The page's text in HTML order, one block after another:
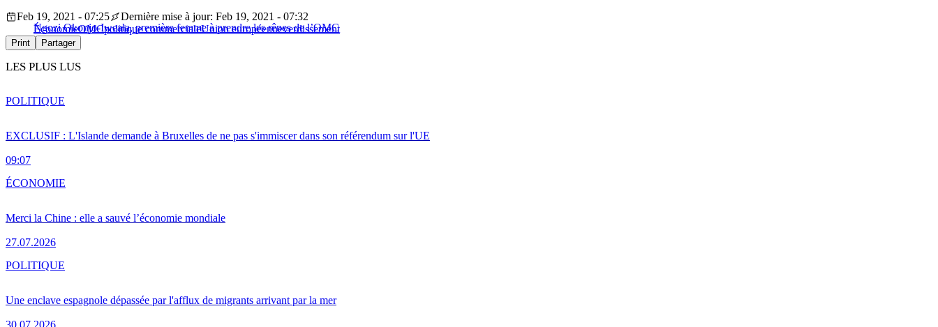
Ngozi Okonjo-Iweala, première femme à prendre les rênes de l’OMC
Feb 19, 2021 - 07:25
Dernière mise à jour: Feb 19, 2021 - 07:32
ÉconomieOMCpolitique commercialeUnion européenneverdissement
Print Partager
LES PLUS LUS
EXCLUSIF : L'Islande demande à Bruxelles de ne pas s'immiscer dans son référendum sur l'UE
09:07
POLITIQUE
Merci la Chine : elle a sauvé l’économie mondiale
27.07.2026
ÉCONOMIE
Une enclave espagnole dépassée par l'afflux de migrants arrivant par la mer
30.07.2026
POLITIQUE